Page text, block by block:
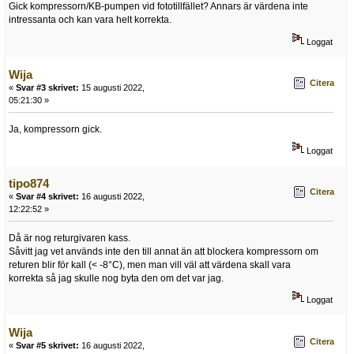
Gick kompressorn/KB-pumpen vid fototillfället? Annars är värdena inte
intressanta och kan vara helt korrekta.
Loggat
Wija
« Svar #3 skrivet: 15 augusti 2022,
05:21:30 »
Citera
Ja, kompressorn gick.
Loggat
tipo874
« Svar #4 skrivet: 16 augusti 2022,
12:22:52 »
Citera
Då är nog returgivaren kass.
Såvitt jag vet används inte den till annat än att blockera kompressorn om
returen blir för kall (< -8°C), men man vill väl att värdena skall vara
korrekta så jag skulle nog byta den om det var jag.
Loggat
Wija
« Svar #5 skrivet: 16 augusti 2022,
Citera